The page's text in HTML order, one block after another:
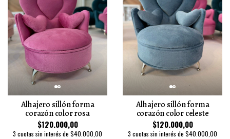
Alhajero sillón forma
corazón color rosa
$120.000,00
3 cuotas sin interés de $40.000,00
Alhajero sillón forma
corazón color celeste
$120.000,00
3 cuotas sin interés de $40.000,00